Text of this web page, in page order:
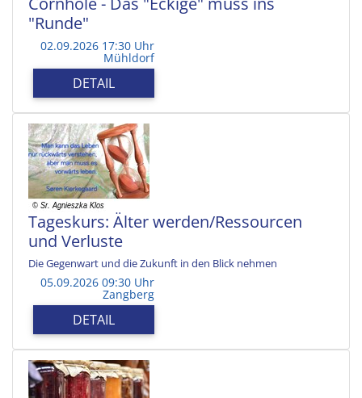
"Runde"
02.09.2026 17:30 Uhr
Mühldorf
DETAIL
Tageskurs: Älter werden/Ressourcen
und Verluste
Die Gegenwart und die Zukunft in den Blick nehmen
05.09.2026 09:30 Uhr
Zangberg
DETAIL